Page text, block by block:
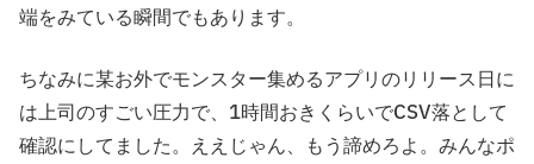
端をみている瞬間でもあります。
ちなみに某お外でモンスター集めるアプリのリリース日に
は上司のすごい圧力で、1時間おきくらいでCSV落として
確認にしてました。ええじゃん、もう諦めろよ。みんなポ